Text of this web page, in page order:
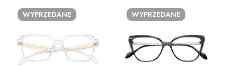
WYPRZEDANE WYPRZEDANE